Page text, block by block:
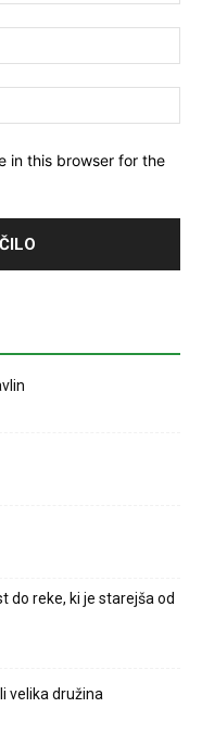
in this browser for the
do reke, ki je starejša od
velika družina